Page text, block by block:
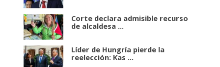
Corte declara admisible recurso
de alcaldesa ...
Líder de Hungría pierde la
reelección: Kas ...